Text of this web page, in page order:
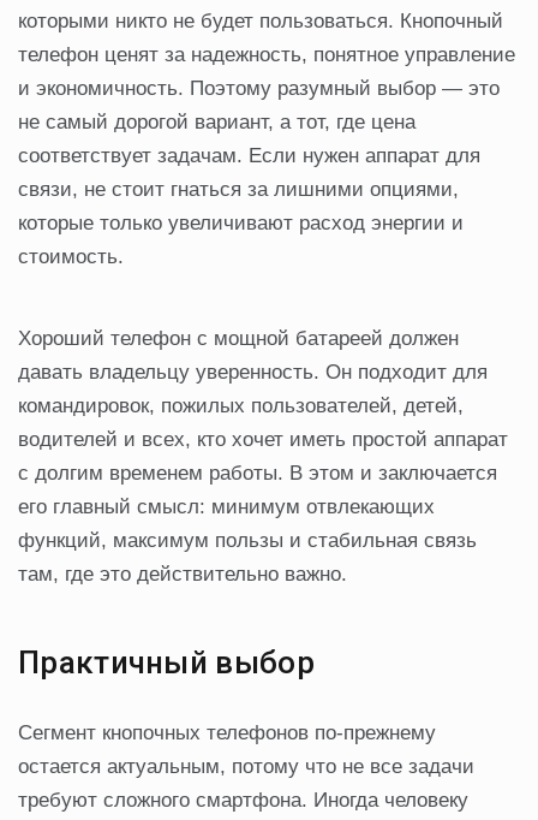
которыми никто не будет пользоваться. Кнопочный
телефон ценят за надежность, понятное управление
и экономичность. Поэтому разумный выбор — это
не самый дорогой вариант, а тот, где цена
соответствует задачам. Если нужен аппарат для
связи, не стоит гнаться за лишними опциями,
которые только увеличивают расход энергии и
стоимость.
Хороший телефон с мощной батареей должен
давать владельцу уверенность. Он подходит для
командировок, пожилых пользователей, детей,
водителей и всех, кто хочет иметь простой аппарат
с долгим временем работы. В этом и заключается
его главный смысл: минимум отвлекающих
функций, максимум пользы и стабильная связь
там, где это действительно важно.
Практичный выбор
Сегмент кнопочных телефонов по-прежнему
остается актуальным, потому что не все задачи
требуют сложного смартфона. Иногда человеку